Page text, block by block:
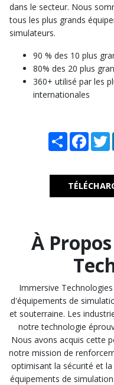
dans le secteur. Nous
tous les plus grands
simulateurs.
90 % des 10 plus
80% des 20 plus
360+ utilisé par les
internationales
Share
À
Immersive
d'équipements de
et souterraine. Les
notre technologie
Nous avons acquis cette
notre mission de
optimisant la sécurité et
équipements de